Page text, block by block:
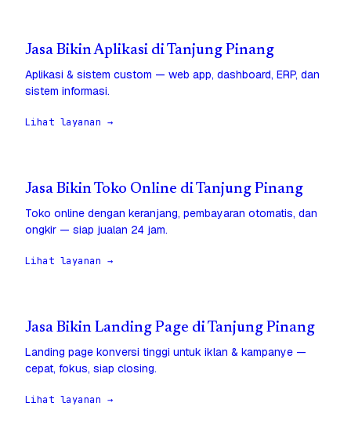
Jasa Bikin Aplikasi di Tanjung Pinang
Aplikasi & sistem custom — web app, dashboard, ERP, dan
sistem informasi.
Lihat layanan →
Jasa Bikin Toko Online di Tanjung Pinang
Toko online dengan keranjang, pembayaran otomatis, dan
ongkir — siap jualan 24 jam.
Lihat layanan →
Jasa Bikin Landing Page di Tanjung Pinang
Landing page konversi tinggi untuk iklan & kampanye —
cepat, fokus, siap closing.
Lihat layanan →